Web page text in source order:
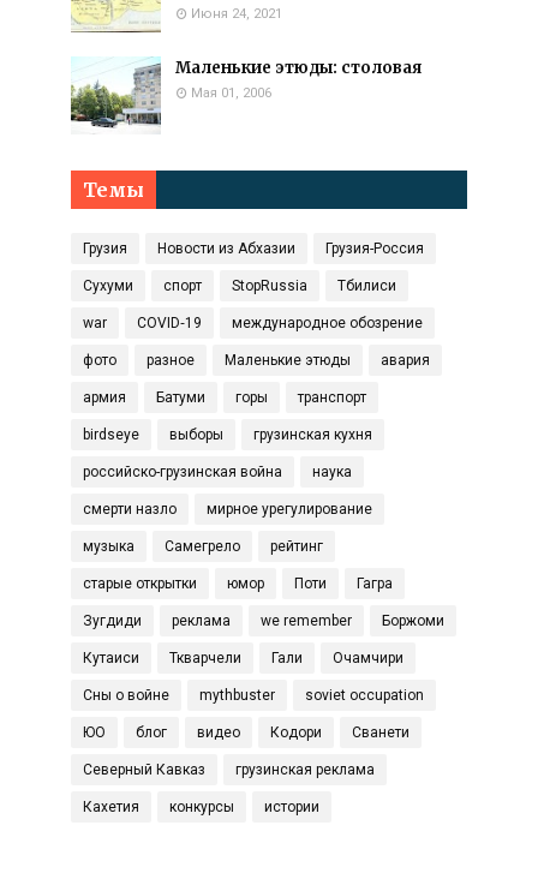
Июня 24, 2021
Маленькие этюды: столовая
Мая 01, 2006
Темы
Грузия Новости из Абхазии Грузия-Россия
Сухуми спорт StopRussia Тбилиси
war COVID‑19 международное обозрение
фото разное Маленькие этюды авария
армия Батуми горы транспорт
birdseye выборы грузинская кухня
российско-грузинская война наука
смерти назло мирное урегулирование
музыка Самегрело рейтинг
старые открытки юмор Поти Гагра
Зугдиди реклама we remember Боржоми
Кутаиси Ткварчели Гали Очамчири
Сны о войне mythbuster soviet occupation
ЮО блог видео Кодори Сванети
Северный Кавказ грузинская реклама
Кахетия конкурсы истории